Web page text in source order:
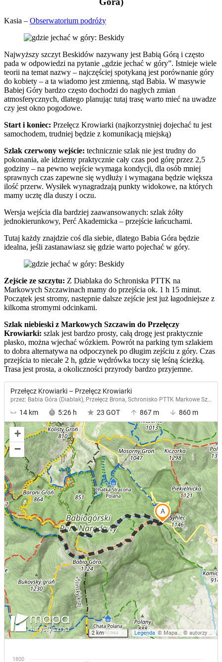
Kasia – Obserwatorium podróży
Najwyższy szczyt Beskidów nazywany jest Babią Górą i często
pada w odpowiedzi na pytanie „gdzie jechać w góry”. Istnieje wiele
teorii na temat nazwy – najczęściej spotykaną jest porównanie góry
do kobiety – a ta wiadomo jest zmienną, stąd Babia. W masywie
Babiej Góry bardzo często dochodzi do nagłych zmian
atmosferycznych, dlatego planując tutaj trasę warto mieć na uwadze
czy jest okno pogodowe.
Start i koniec: Przełęcz Krowiarki (najkorzystniej dojechać tu jest
samochodem, trudniej będzie z komunikacją miejską)
Szlak czerwony wejście: technicznie szlak nie jest trudny do
pokonania, ale idziemy praktycznie cały czas pod górę przez 2,5
godziny – na pewno wejście wymaga kondycji, dla osób mniej
sprawnych czas zapewne się wydłuży i wymagana będzie większa
ilość przerw. Wysiłek wynagradzają punkty widokowe, na których
mamy ucztę dla duszy i oczu.
Wersja wejścia dla bardziej zaawansowanych: szlak żółty
jednokierunkowy, Perć Akademicka – przejście łańcuchami.
Tutaj każdy znajdzie coś dla siebie, dlatego Babia Góra będzie
idealna, jeśli zastanawiasz się gdzie warto pojechać w góry.
Zejście ze szczytu: Z Diablaka do Schroniska PTTK na
Markowych Szczawinach mamy do przejścia ok. 1 h 15 minut.
Początek jest stromy, następnie dalsze zejście jest już łagodniejsze z
kilkoma stromymi odcinkami.
Szlak niebieski z Markowych Szczawin do Przełęczy
Krowiarki: szlak jest bardzo prosty, całą drogę jest praktycznie
płasko, można wjechać wózkiem. Powrót na parking tym szlakiem
to dobra alternatywa na odpoczynek po długim zejściu z góry. Czas
przejścia to niecałe 2 h, gdzie wędrówka toczy się leśną ścieżką.
Trasa jest prosta, a okoliczności przyrody bardzo przyjemne.